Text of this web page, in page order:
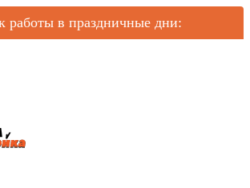
работы в праздничные дни: